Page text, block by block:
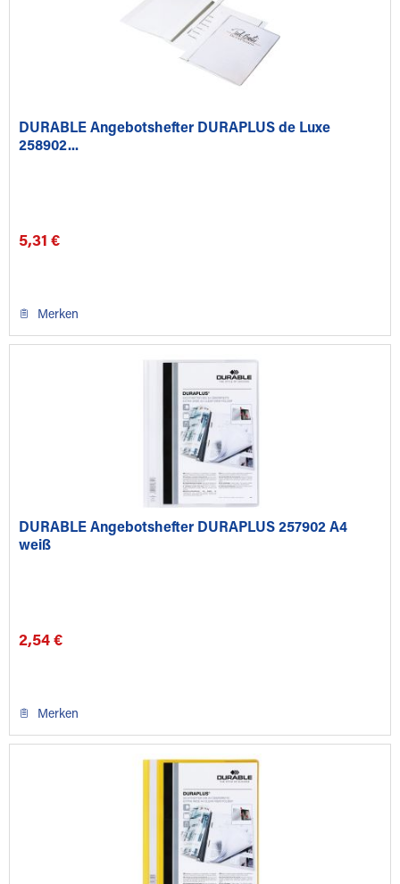
DURABLE Angebotshefter DURAPLUS de Luxe
258902...
5,31 €
Merken
DURABLE Angebotshefter DURAPLUS 257902 A4
weiß
2,54 €
Merken